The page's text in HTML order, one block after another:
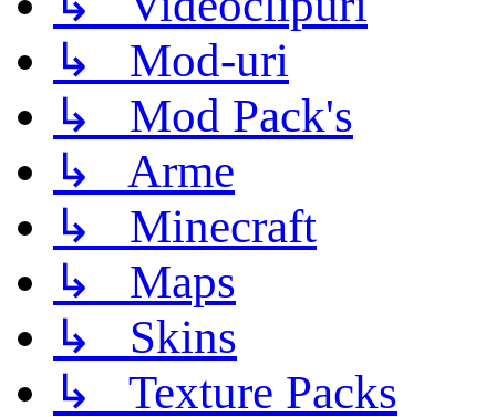
↳ Mod-uri
↳ Mod Pack's
↳ Arme
↳ Minecraft
↳ Maps
↳ Skins
↳ Texture Packs